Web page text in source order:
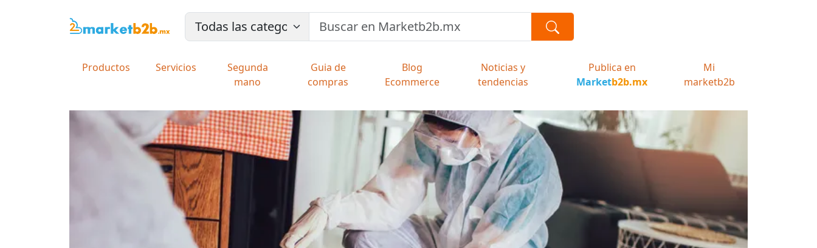
Productos Servicios
Segunda
mano
Guia de
compras
Blog
Ecommerce
Noticias y
tendencias
Publica en
Marketb2b.mx
Mi
marketb2b